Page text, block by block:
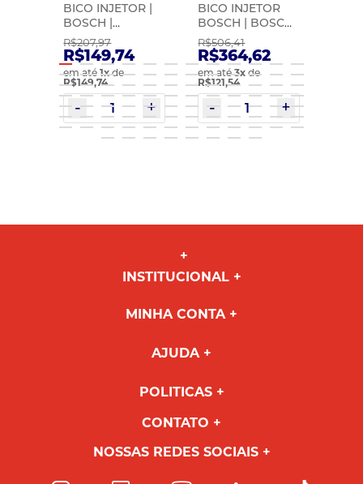
BICO INJETOR |
BOSCH |
F000430904
R$207,97
R$149,74
em até1xde
R$149,74
BICO INJETOR
BOSCH | BOSCH |
0433171676
R$506,41
R$364,62
em até3x de
R$121,54
INSTITUCIONAL
MINHA CONTA
AJUDA
POLITICAS
CONTATO
NOSSAS REDES SOCIAIS